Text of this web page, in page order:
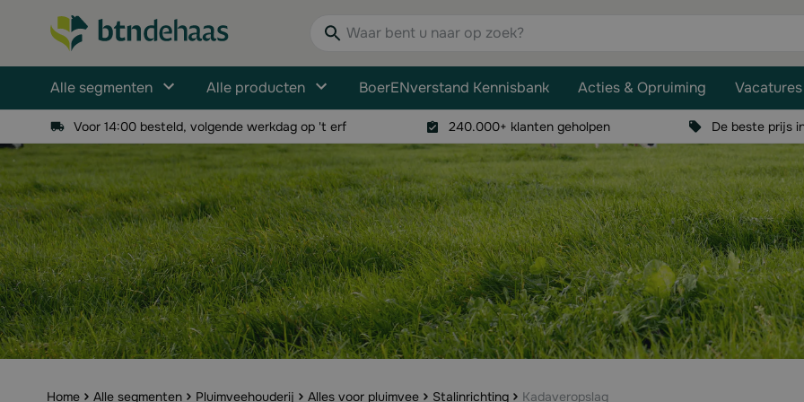
Waar bent u naar op zoek?
Alle segmenten Alle producten BoerENverstand Kennisbank Acties & Opruiming Vacatures
Voor 14:00 besteld, volgende werkdag op 't erf 240.000+ klanten geholpen De beste prijs
Home Alle segmenten Pluimveehouderij Alles voor pluimvee Stalinrichting Kadaveropslag